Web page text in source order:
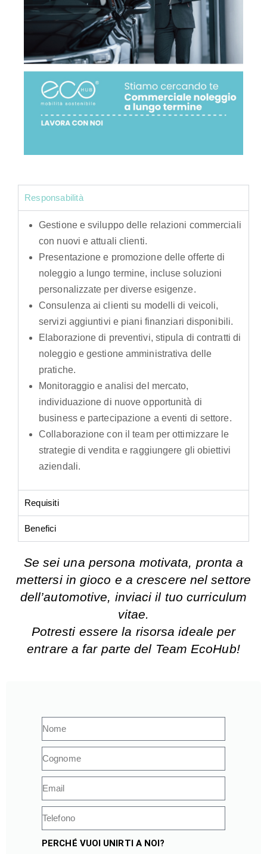
Responsabilità
Gestione e sviluppo delle relazioni commerciali
con nuovi e attuali clienti.
Presentazione e promozione delle offerte di
noleggio a lungo termine, incluse soluzioni
personalizzate per diverse esigenze.
Consulenza ai clienti su modelli di veicoli,
servizi aggiuntivi e piani finanziari disponibili.
Elaborazione di preventivi, stipula di contratti di
noleggio e gestione amministrativa delle
pratiche.
Monitoraggio e analisi del mercato,
individuazione di nuove opportunità di
business e partecipazione a eventi di settore.
Collaborazione con il team per ottimizzare le
strategie di vendita e raggiungere gli obiettivi
aziendali.
Requisiti
Benefici
Se sei una persona motivata, pronta a
mettersi in gioco e a crescere nel settore
dell’automotive, inviaci il tuo curriculum
vitae.
Potresti essere la risorsa ideale per
entrare a far parte del Team EcoHub!
PERCHÉ VUOI UNIRTI A NOI?